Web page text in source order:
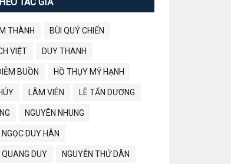
THÀNH BÙI QUÝ CHIẾN
VIỆT DUY THANH
BUỒN HỒ THỤY MỸ HẠNH
LÂM VIÊN LÊ TẤN DƯƠNG
NGUYÊN NHUNG
NGỌC DUY HÂN
QUANG DUY NGUYỄN THỨ DÂN